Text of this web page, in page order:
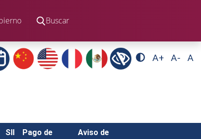
Buscar
A+ A- A
SII
Pago de
Aviso de